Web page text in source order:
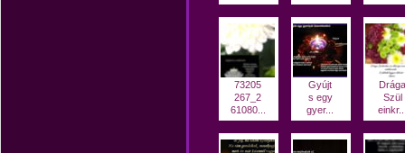
73205
267_2
61080...
Gyújt
s egy
gyer...
Drága
Szül